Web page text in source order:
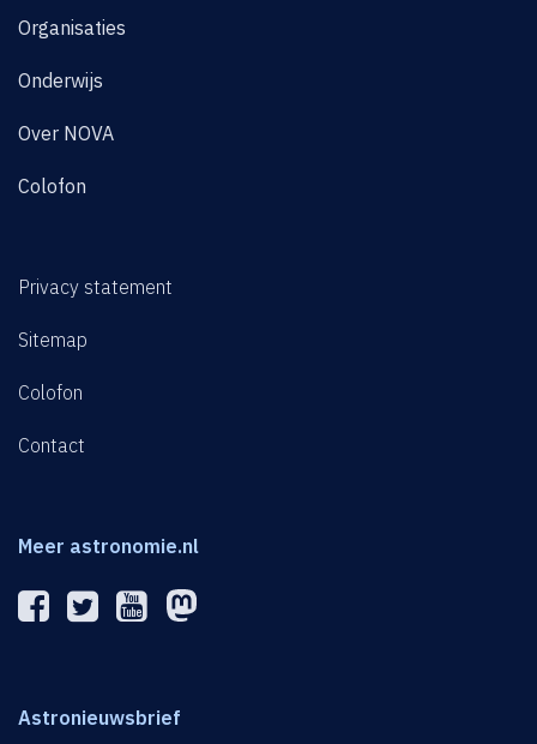
Organisaties
Onderwijs
Over NOVA
Colofon
Privacy statement
Sitemap
Colofon
Contact
Meer astronomie.nl
Astronieuwsbrief